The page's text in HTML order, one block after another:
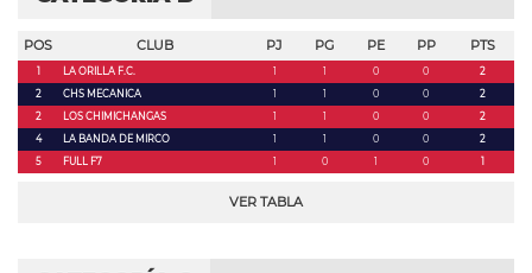
POS CLUB PJ PG PE PP PTS
1 LA ORILLA F.C. 1 1 0 0
2
2
CHS MECANICA 1 1 0 0
2
2
LOS CHIMICHANGAS 1 1 0 0
2
4
LA BANDA DE MIRCO 1 1 0 0
2
5
FULL F7 1 0 1 0 1
VER TABLA